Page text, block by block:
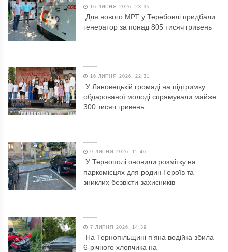
16 ЛИПНЯ 2026, 23:35
Для нового МРТ у Теребовлі придбали
генератор за понад 805 тисяч гривень
16 ЛИПНЯ 2026, 22:31
У Лановецькій громаді на підтримку
обдарованої молоді спрямували майже
300 тисяч гривень
9 ЛИПНЯ 2026, 11:46
У Тернополі оновили розмітку на
паркомісцях для родин Героїв та
зниклих безвісти захисників
7 ЛИПНЯ 2026, 14:39
На Тернопільщині п’яна водійка збила
6-річного хлопчика на